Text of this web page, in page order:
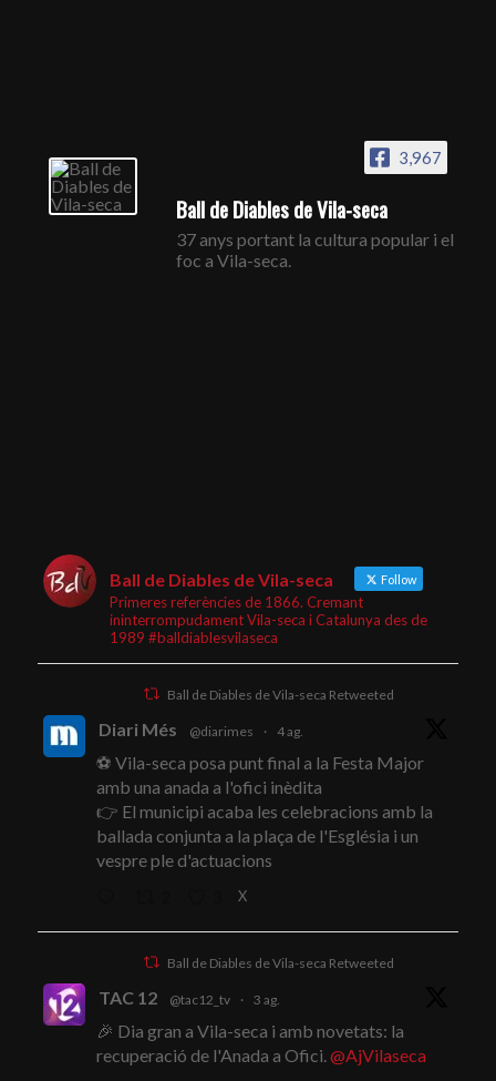
3,967
Ball de Diables de Vila-seca
37 anys portant la cultura popular i el
foc a Vila-seca.
Ball de Diables de Vila-seca Follow
Primeres referències de 1866. Cremant
ininterrompudament Vila-seca i Catalunya des de
1989 #balldiablesvilaseca
Ball de Diables de Vila-seca Retweeted
Diari Més @diarimes · 4 ag.
⚽ Vila-seca posa punt final a la Festa Major
amb una anada a l'ofici inèdita
👉 El municipi acaba les celebracions amb la
ballada conjunta a la plaça de l'Església i un
vespre ple d'actuacions
X
Ball de Diables de Vila-seca Retweeted
TAC 12 @tac12_tv · 3 ag.
🎉 Dia gran a Vila-seca i amb novetats: la
recuperació de l'Anada a Ofici.@AjVilaseca